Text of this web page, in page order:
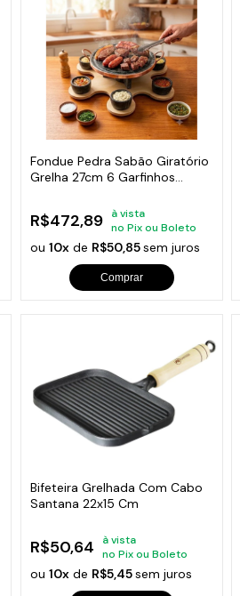
Acessorios para Piscinas
Ver Tudo
Fondue Pedra Sabão Giratório
Grelha 27cm 6 Garfinhos
R$472,89
à vista
no Pix ou Boleto
ou 10xde R$50,85sem juros
Comprar
Bifeteira Grelhada Com Cabo
Santana 22x15 Cm
R$50,64
à vista
no Pix ou Boleto
ou 10xde R$5,45sem juros